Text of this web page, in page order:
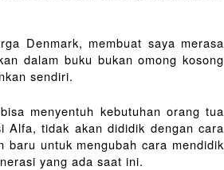
Denmark, membuat saya merasa
dalam buku bukan omong kosong
sendiri.
menyentuh kebutuhan orang tua
Alfa, tidak akan dididik dengan cara
untuk mengubah cara mendidik
yang ada saat ini.